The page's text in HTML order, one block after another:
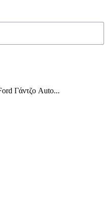
Γάντζο Auto...